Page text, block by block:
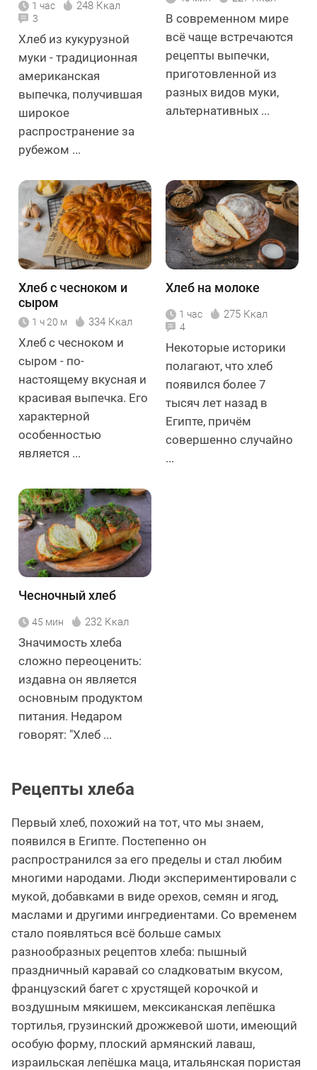
1 час 248 Ккал
3
Хлеб из кукурузной
муки - традиционная
американская
выпечка, получившая
широкое
распространение за
рубежом ...
В современном мире
всё чаще встречаются
рецепты выпечки,
приготовленной из
разных видов муки,
альтернативных ...
Хлеб с чесноком и
сыром
1 ч 20 м 334 Ккал
Хлеб с чесноком и
сыром - по-
настоящему вкусная и
красивая выпечка. Его
характерной
особенностью
является ...
Хлеб на молоке
1 час 275 Ккал
4
Некоторые историки
полагают, что хлеб
появился более 7
тысяч лет назад в
Египте, причём
совершенно случайно
...
Чесночный хлеб
45 мин 232 Ккал
Значимость хлеба
сложно переоценить:
издавна он является
основным продуктом
питания. Недаром
говорят: "Хлеб ...
Рецепты хлеба
Первый хлеб, похожий на тот, что мы знаем,
появился в Египте. Постепенно он
распространился за его пределы и стал любим
многими народами. Люди экспериментировали с
мукой, добавками в виде орехов, семян и ягод,
маслами и другими ингредиентами. Со временем
стало появляться всё больше самых
разнообразных рецептов хлеба: пышный
праздничный каравай со сладковатым вкусом,
французский багет с хрустящей корочкой и
воздушным мякишем, мексиканская лепёшка
тортилья, грузинский дрожжевой шоти, имеющий
особую форму, плоский армянский лаваш,
израильская лепёшка маца, итальянская пористая